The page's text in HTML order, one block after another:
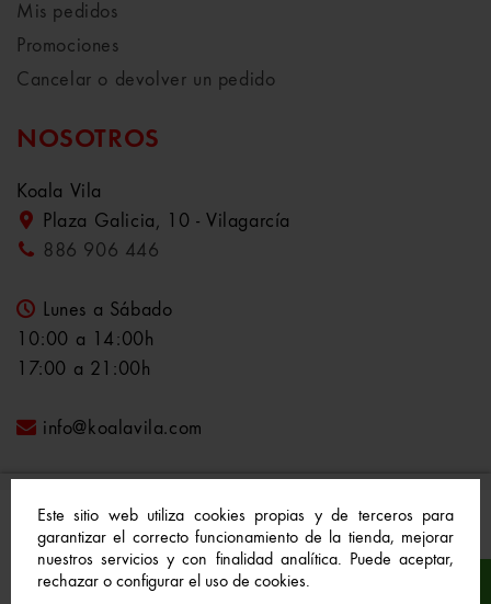
Este sitio web utiliza cookies propias y de terceros para
garantizar el correcto funcionamiento de la tienda, mejorar
nuestros servicios y con finalidad analítica. Puede aceptar,
rechazar o configurar el uso de cookies.
Mis pedidos
Promociones
Cancelar o devolver un pedido
NOSOTROS
Koala Vila
Plaza Galicia, 10 - Vilagarcía
886 906 446
Lunes a Sábado
10:00 a 14:00h
17:00 a 21:00h
info@koalavila.com
© 2021-2022 Koala Vila™. Todos los derechos